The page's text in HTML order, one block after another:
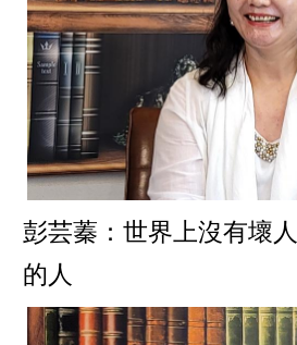
彭芸蓁：世界上沒有壞
的人